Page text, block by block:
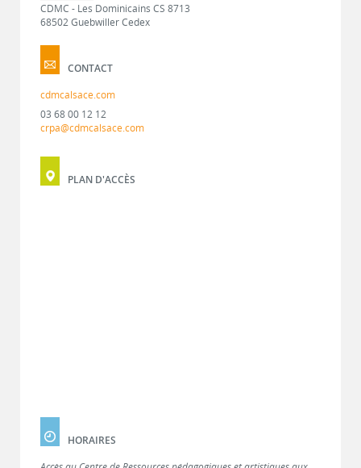
CDMC - Les Dominicains CS 8713
68502 Guebwiller Cedex
CONTACT
cdmcalsace.com
03 68 00 12 12
crpa@cdmcalsace.com
PLAN D'ACCÈS
HORAIRES